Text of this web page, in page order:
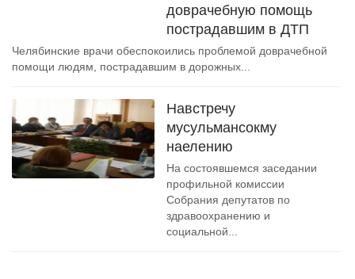
доврачебную помощь
пострадавшим в ДТП
Челябинские врачи обеспокоились проблемой доврачебной
помощи людям, пострадавшим в дорожных...
Навстречу
мусульмансокму
наелению
На состоявшемся заседании
профильной комиссии
Собрания депутатов по
здравоохранению и
социальной...